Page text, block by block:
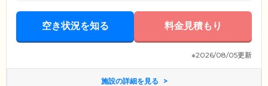
空き状況を知る 料金見積もり
※2026/08/05更新
施設の詳細を見る